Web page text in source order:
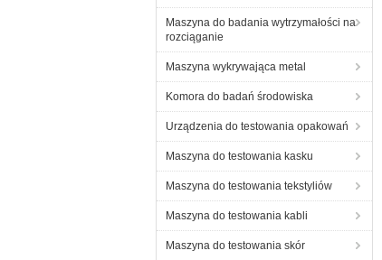
Maszyna do badania wytrzymałości na
rozciąganie
Maszyna wykrywająca metal
Komora do badań środowiska
Urządzenia do testowania opakowań
Maszyna do testowania kasku
Maszyna do testowania tekstyliów
Maszyna do testowania kabli
Maszyna do testowania skór